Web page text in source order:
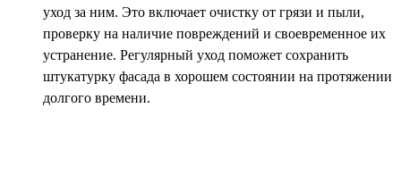
уход за ним. Это включает очистку от грязи и пыли,
проверку на наличие повреждений и своевременное их
устранение. Регулярный уход поможет сохранить
штукатурку фасада в хорошем состоянии на протяжении
долгого времени.